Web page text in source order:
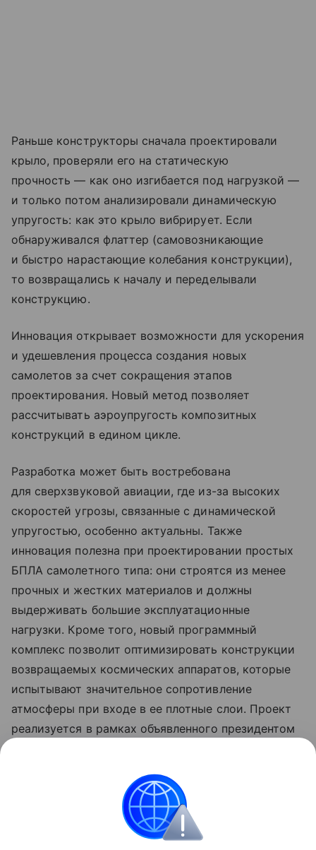
Раньше конструкторы сначала проектировали
крыло, проверяли его на статическую
прочность — как оно изгибается под нагрузкой —
и только потом анализировали динамическую
упругость: как это крыло вибрирует. Если
обнаруживался флаттер (самовозникающие
и быстро нарастающие колебания конструкции),
то возвращались к началу и переделывали
конструкцию.
Инновация открывает возможности для ускорения
и удешевления процесса создания новых
самолетов за счет сокращения этапов
проектирования. Новый метод позволяет
рассчитывать аэроупругость композитных
конструкций в едином цикле.
Разработка может быть востребована
для сверхзвуковой авиации, где из-за высоких
скоростей угрозы, связанные с динамической
упругостью, особенно актуальны. Также
инновация полезна при проектировании простых
БПЛА самолетного типа: они строятся из менее
прочных и жестких материалов и должны
выдерживать большие эксплуатационные
нагрузки. Кроме того, новый программный
комплекс позволит оптимизировать конструкции
возвращаемых космических аппаратов, которые
испытывают значительное сопротивление
атмосферы при входе в ее плотные слои. Проект
реализуется в рамках объявленного президентом